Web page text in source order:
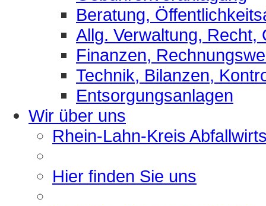
Beratung,
Allg. Verwaltung, Recht,
Finanzen,
Technik, Bilanzen,
Entsorgungsanlagen
Wir über uns
Rhein-Lahn-Kreis
Hier finden Sie uns